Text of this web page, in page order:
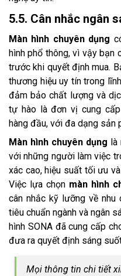
5.5. Cân nhắc ngân
Màn hình chuyên dụng
hình phổ thông, vì vậy bạn
trước khi quyết định mua.
thương hiệu uy tín trong
đảm bảo chất lượng và
tự hào là đơn vị cung cấp
hàng đầu, với đa dạng sản
Màn hình chuyên dụng
với những người làm việc
xác cao, hiệu suất tối ưu
Việc lựa chọn màn hình
cân nhắc kỹ lưỡng về
tiêu chuẩn ngành và ngân
hình SONA đã cung cấp
đưa ra quyết định sáng
Mọi thông tin chi tiết